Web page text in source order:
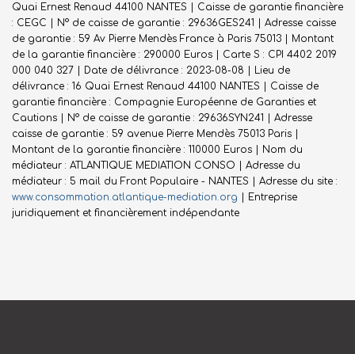
Quai Ernest Renaud 44100 NANTES | Caisse de garantie financière
: CEGC | N° de caisse de garantie : 29636GES241 | Adresse caisse
de garantie : 59 Av Pierre Mendès France à Paris 75013 | Montant
de la garantie financière : 290000 Euros | Carte S : CPI 4402 2019
000 040 327 | Date de délivrance : 2023-08-08 | Lieu de
délivrance : 16 Quai Ernest Renaud 44100 NANTES | Caisse de
garantie financière : Compagnie Européenne de Garanties et
Cautions | N° de caisse de garantie : 29636SYN241 | Adresse
caisse de garantie : 59 avenue Pierre Mendès 75013 Paris |
Montant de la garantie financière : 110000 Euros | Nom du
médiateur : ATLANTIQUE MEDIATION CONSO | Adresse du
médiateur : 5 mail du Front Populaire - NANTES | Adresse du site :
www.consommation.atlantique-mediation.org | Entreprise
juridiquement et financièrement indépendante